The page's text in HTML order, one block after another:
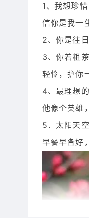
1、我想珍
信你是我一
2、你是往
3、你若粗
轻怜，护你
4、最理想
他像个英雄
5、太阳天
早餐早备好